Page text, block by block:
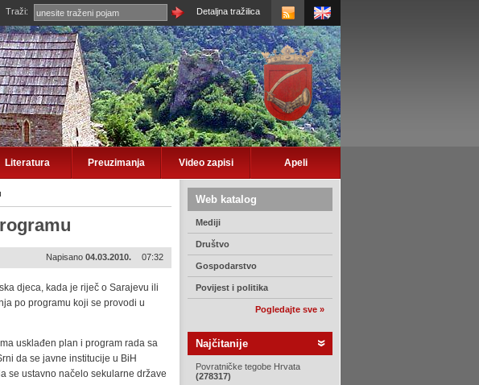
Traži: Detaljna tražilica
Literatura Preuzimanja Video zapisi Apeli
Web katalog
Mediji
Društvo
Gospodarstvo
Povijest i politika
Pogledajte sve »
Najčitanije
Povratničke tegobe Hrvata
(278317)
Napisano 04.03.2010. 07:32
djeca, kada je riječ o Sarajevu ili
po programu koji se provodi u
usklađen plan i program rada sa
da se javne institucije u BiH
se ustavno načelo sekularne države